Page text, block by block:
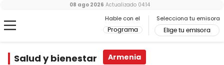
Hable con el
Programa
Selecciona tu emisora
Elige tu emisora
08 ago 2026 Actualizado 04:14
Salud y bienestar Armenia